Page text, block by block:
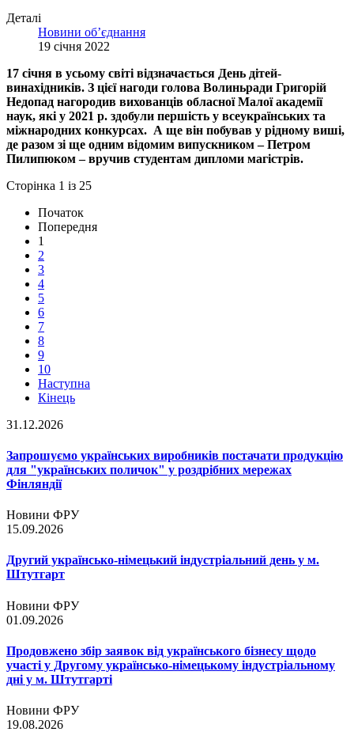
Деталі
Новини об’єднання
19 січня 2022
17 січня в усьому світі відзначається День дітей-
винахідників. З цієї нагоди голова Волиньради Григорій
Недопад нагородив вихованців обласної Малої академії
наук, які у 2021 р. здобули першість у всеукраїнських та
міжнародних конкурсах. А ще він побував у рідному виші,
де разом зі ще одним відомим випускником – Петром
Пилипюком – вручив студентам дипломи магістрів.
Сторінка 1 із 25
Початок
Попередня
1
2
3
4
5
6
7
8
9
10
Наступна
Кінець
31.12.2026
Запрошуємо українських виробників постачати продукцію
для "українських поличок" у роздрібних мережах
Фінляндії
Новини ФРУ
15.09.2026
Другий українсько-німецький індустріальний день у м.
Штутгарт
Новини ФРУ
01.09.2026
Продовжено збір заявок від українського бізнесу щодо
участі у Другому українсько-німецькому індустріальному
дні у м. Штутгарті
Новини ФРУ
19.08.2026